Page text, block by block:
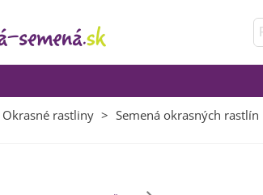
Okrasné rastliny > Semená okrasných rastlín